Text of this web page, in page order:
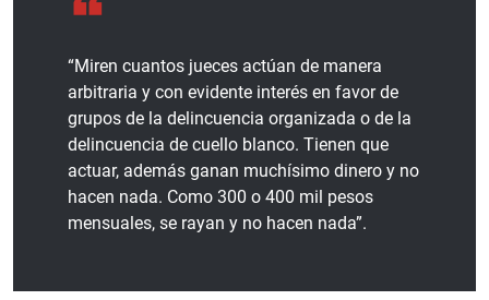
“Miren cuantos jueces actúan de manera
arbitraria y con evidente interés en favor de
grupos de la delincuencia organizada o de la
delincuencia de cuello blanco. Tienen que
actuar, además ganan muchísimo dinero y no
hacen nada. Como 300 o 400 mil pesos
mensuales, se rayan y no hacen nada”.